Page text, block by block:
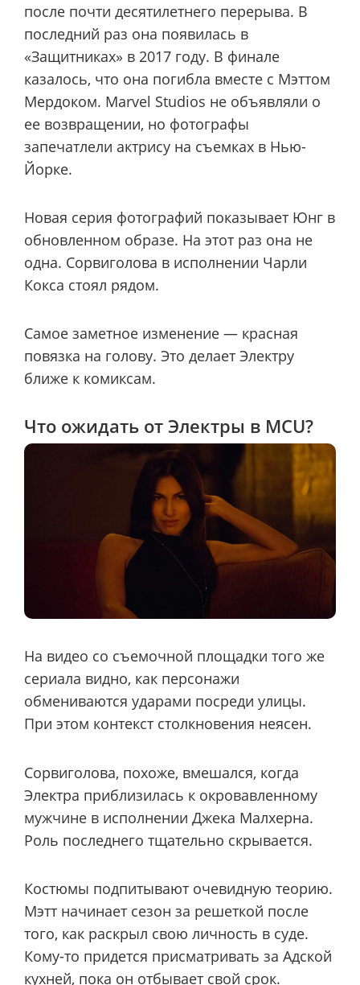
после почти десятилетнего перерыва. В
последний раз она появилась в
«Защитниках» в 2017 году. В финале
казалось, что она погибла вместе с Мэттом
Мердоком. Marvel Studios не объявляли о
ее возвращении, но фотографы
запечатлели актрису на съемках в Нью-
Йорке.
Новая серия фотографий показывает Юнг в
обновленном образе. На этот раз она не
одна. Сорвиголова в исполнении Чарли
Кокса стоял рядом.
Самое заметное изменение — красная
повязка на голову. Это делает Электру
ближе к комиксам.
Что ожидать от Электры в MCU?
На видео со съемочной площадки того же
сериала видно, как персонажи
обмениваются ударами посреди улицы.
При этом контекст столкновения неясен.
Сорвиголова, похоже, вмешался, когда
Электра приблизилась к окровавленному
мужчине в исполнении Джека Малхерна.
Роль последнего тщательно скрывается.
Костюмы подпитывают очевидную теорию.
Мэтт начинает сезон за решеткой после
того, как раскрыл свою личность в суде.
Кому-то придется присматривать за Адской
кухней, пока он отбывает свой срок.